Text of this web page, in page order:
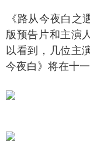
从今夜白之遇
版预告片和主演
以看到，几位主
今夜白》将在十